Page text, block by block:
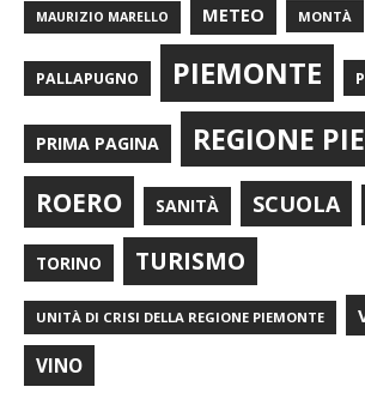
MAURIZIO MARELLO METEO MONTÀ
PALLAPUGNO PIEMONTE
PRIMA PAGINA REGIONE
ROERO SANITÀ SCUOLA
TORINO TURISMO
UNITÀ DI CRISI DELLA REGIONE PIEMONTE
VINO